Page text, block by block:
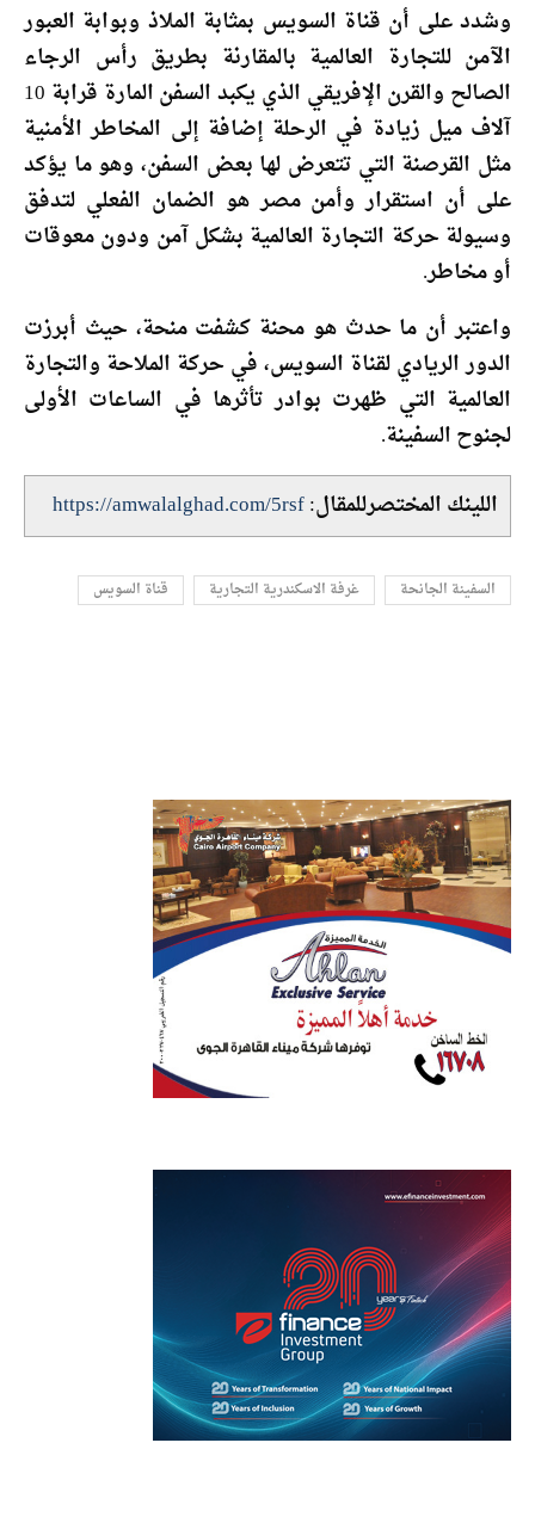
وشدد على أن قناة السويس بمثابة الملاذ وبوابة العبور
الآمن للتجارة العالمية بالمقارنة بطريق رأس الرجاء
الصالح والقرن الإفريقي الذي يكبد السفن المارة قرابة 10
آلاف ميل زيادة في الرحلة إضافة إلى المخاطر الأمنية
مثل القرصنة التي تتعرض لها بعض السفن، وهو ما يؤكد
على أن استقرار وأمن مصر هو الضمان الفعلي لتدفق
وسيولة حركة التجارة العالمية بشكل آمن ودون معوقات
أو مخاطر.
واعتبر أن ما حدث هو محنة كشفت منحة، حيث أبرزت
الدور الريادي لقناة السويس، في حركة الملاحة والتجارة
العالمية التي ظهرت بوادر تأثرها في الساعات الأولى
لجنوح السفينة.
اللينك المختصرللمقال:https://amwalalghad.com/5rsf
السفينة الجانحة غرفة الاسكندرية التجارية قناة السويس